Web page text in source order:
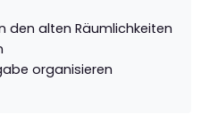
den alten Räumlichkeiten
organisieren